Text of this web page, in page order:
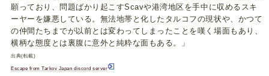
願っており、問題ばかり起こすScavや港湾地区を手中に収めるスキ
ーヤーを嫌悪している。無法地帯と化したタルコフの現状や、かつて
の仲間たちまでが以前とは変わってしまったことを嘆く場面もあり、
横柄な態度とは裏腹に意外と純粋な面もある。」
出典(転載)
Escape from Tarkov Japan discord server